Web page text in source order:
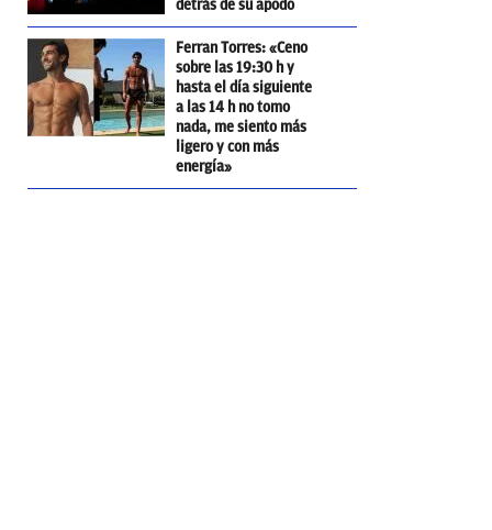
detrás de su apodo
Ferran Torres: «Ceno
sobre las 19:30 h y
hasta el día siguiente
a las 14 h no tomo
nada, me siento más
ligero y con más
energía»